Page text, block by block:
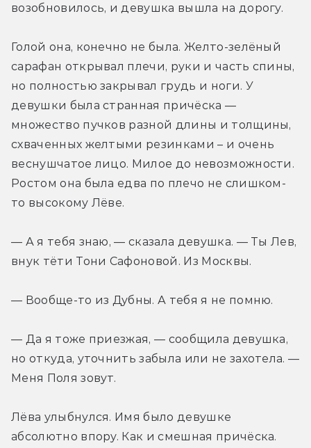
возобновилось, и девушка вышла на дорогу.
Голой она, конечно не была. Желто-зелёный
сарафан открывал плечи, руки и часть спины,
но полностью закрывал грудь и ноги. У
девушки была странная причёска —
множество пучков разной длины и толщины,
схваченных желтыми резинками – и очень
веснушчатое лицо. Милое до невозможности.
Ростом она была едва по плечо не слишком-
то высокому Лёве.
— А я тебя знаю, — сказала девушка. — Ты Лев,
внук тёти Тони Сафоновой. Из Москвы.
— Вообще-то из Дубны. А тебя я не помню.
— Да я тоже приезжая, — сообщила девушка,
но откуда, уточнить забыла или не захотела. —
Меня Поля зовут.
Лёва улыбнулся. Имя было девушке
абсолютно впору. Как и смешная причёска.